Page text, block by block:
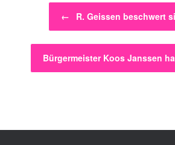
Beitragsnavigation
← R. Geissen beschwert
Bürgermeister Koos Janssen